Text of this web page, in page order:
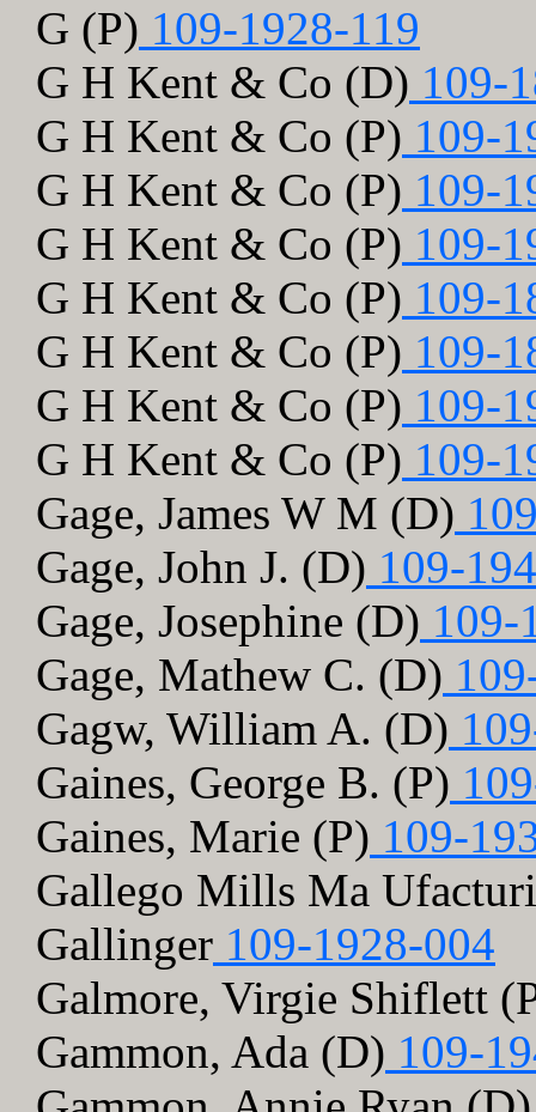
G (P) 109-1928-119
G H Kent & Co (D) 109-
G H Kent & Co (P) 109-
G H Kent & Co (P) 109-
G H Kent & Co (P) 109-
G H Kent & Co (P) 109-
G H Kent & Co (P) 109-
G H Kent & Co (P) 109-
G H Kent & Co (P) 109-
Gage, James W M (D)
Gage, John J. (D) 109-
Gage, Josephine (D) 109-
Gage, Mathew C. (D)
Gagw, William A. (D)
Gaines, George B. (P)
Gaines, Marie (P) 109-
Gallego Mills Ma
Gallinger 109-1928-004
Galmore, Virgie Shiflett
Gammon, Ada (D) 109-